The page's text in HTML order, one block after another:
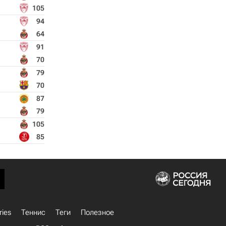
105
94
64
91
70
79
70
87
79
105
85
Теннис Теги
Полезное